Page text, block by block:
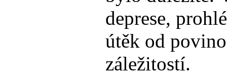
deprese,
útěk od
záležitostí.